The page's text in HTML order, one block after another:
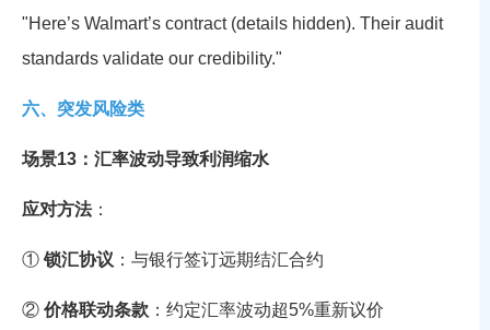
"Here’s Walmart’s contract (details hidden). Their audit
standards validate our credibility."
六、突发风险类
场景13：汇率波动导致利润缩水
应对方法：
① 锁汇协议 ：与银行签订远期结汇合约
② 价格联动条款 ：约定汇率波动超5%重新议价